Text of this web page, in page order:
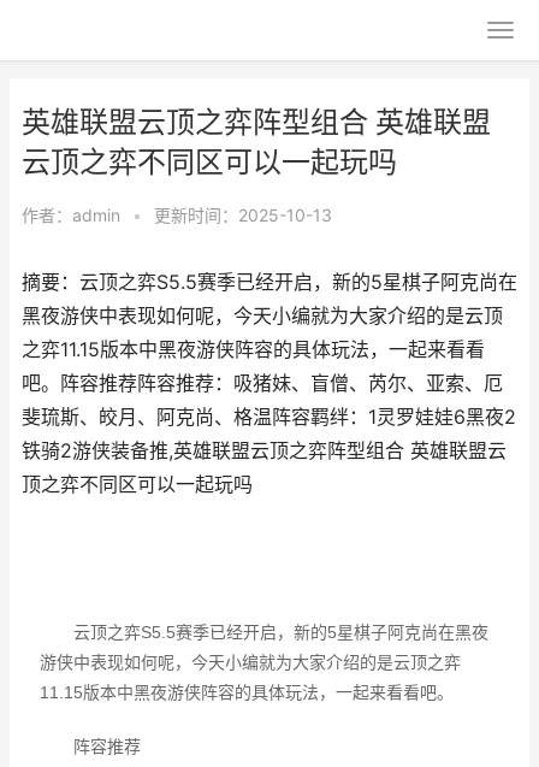
英雄联盟云顶之弈阵型组合 英雄联盟
云顶之弈不同区可以一起玩吗
作者： admin • 更新时间：2025-10-13
摘要：云顶之弈S5.5赛季已经开启，新的5星棋子阿克尚在
黑夜游侠中表现如何呢，今天小编就为大家介绍的是云顶
之弈11.15版本中黑夜游侠阵容的具体玩法，一起来看看
吧。阵容推荐阵容推荐：吸猪妹、盲僧、芮尔、亚索、厄
斐琉斯、皎月、阿克尚、格温阵容羁绊：1灵罗娃娃6黑夜2
铁骑2游侠装备推,英雄联盟云顶之弈阵型组合 英雄联盟云
顶之弈不同区可以一起玩吗
云顶之弈S5.5赛季已经开启，新的5星棋子阿克尚在黑夜
游侠中表现如何呢，今天小编就为大家介绍的是云顶之弈
11.15版本中黑夜游侠阵容的具体玩法，一起来看看吧。
阵容推荐